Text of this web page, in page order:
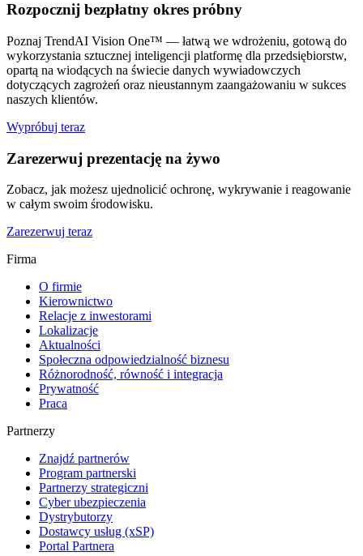
Rozpocznij bezpłatny okres próbny
Poznaj TrendAI Vision One™ — łatwą we wdrożeniu, gotową do
wykorzystania sztucznej inteligencji platformę dla przedsiębiorstw,
opartą na wiodących na świecie danych wywiadowczych
dotyczących zagrożeń oraz nieustannym zaangażowaniu w sukces
naszych klientów.
Wypróbuj teraz
Zarezerwuj prezentację na żywo
Zobacz, jak możesz ujednolicić ochronę, wykrywanie i reagowanie
w całym swoim środowisku.
Zarezerwuj teraz
Firma
O firmie
Kierownictwo
Relacje z inwestorami
Lokalizacje
Aktualności
Społeczna odpowiedzialność biznesu
Różnorodność, równość i integracja
Prywatność
Praca
Partnerzy
Znajdź partnerów
Program partnerski
Partnerzy strategiczni
Cyber ubezpieczenia
Dystrybutorzy
Dostawcy usług (xSP)
Portal Partnera